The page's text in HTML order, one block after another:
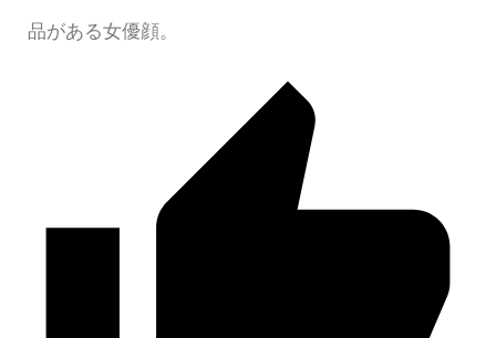
品がある女優顔。